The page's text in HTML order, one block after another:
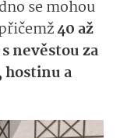
se mohou
40 až
nevěstou za
hostinu a